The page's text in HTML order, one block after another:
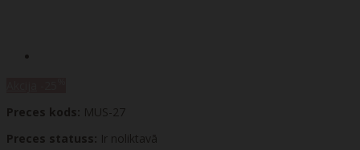
Preces kods: MUS-27
Preces statuss: Ir noliktavā